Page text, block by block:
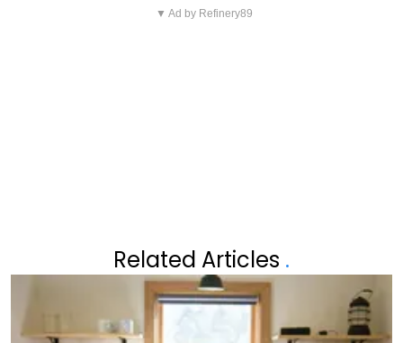
KARL VANNIEUWKERKE KOMT
▼ Ad by Refinery89
Related Articles .